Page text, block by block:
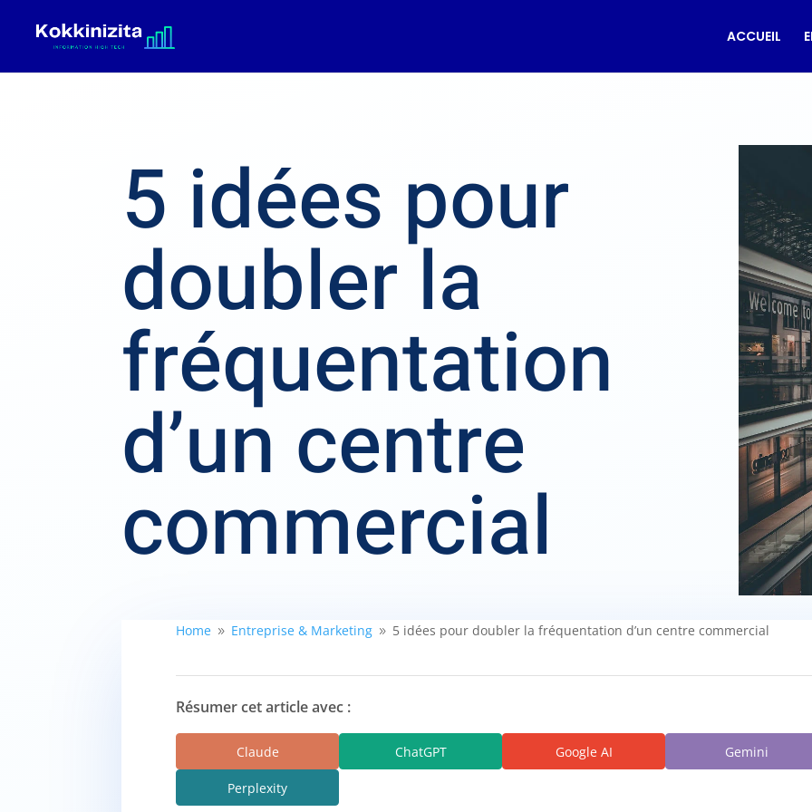
ACCUEIL
5 idées pour
doubler la
fréquentation
d’un centre
commercial
Home 9 Entreprise & Marketing 9 5 idées pour doubler la fréquentation d’un centre commercial
Résumer cet article avec :
Claude ChatGPT Google AI Gemini
Perplexity